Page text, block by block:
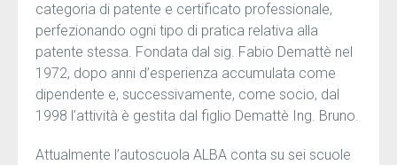
categoria di patente e certificato professionale,
perfezionando ogni tipo di pratica relativa alla
patente stessa. Fondata dal sig. Fabio Demattè nel
1972, dopo anni d’esperienza accumulata come
dipendente e, successivamente, come socio, dal
1998 l’attività è gestita dal figlio Demattè Ing. Bruno.
Attualmente l’autoscuola ALBA conta su sei scuole